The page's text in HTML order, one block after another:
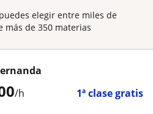
elegir entre miles de
más de 350 materias
/h 1ª clase gratis